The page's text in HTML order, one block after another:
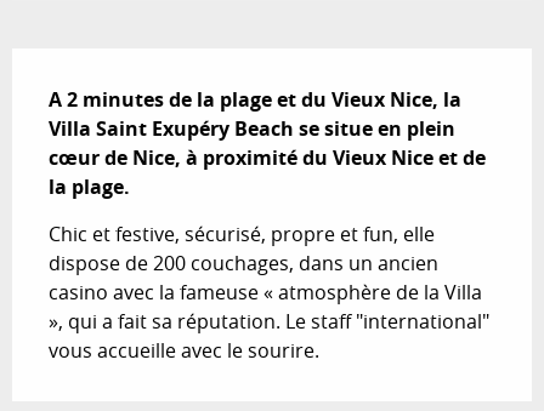
A 2 minutes de la plage et du Vieux Nice, la
Villa Saint Exupéry Beach se situe en plein
cœur de Nice, à proximité du Vieux Nice et de
la plage.
Chic et festive, sécurisé, propre et fun, elle
dispose de 200 couchages, dans un ancien
casino avec la fameuse « atmosphère de la Villa
», qui a fait sa réputation. Le staff "international"
vous accueille avec le sourire.